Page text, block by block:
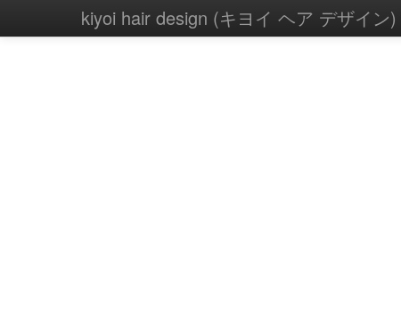
kiyoi hair design (キヨイ ヘア デザイン)